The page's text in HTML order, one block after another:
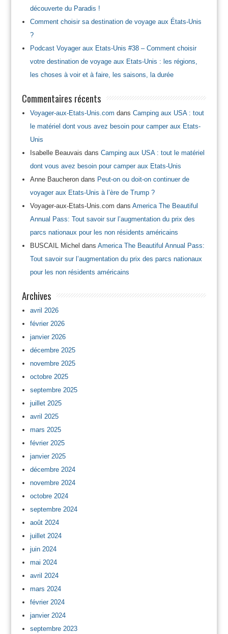
découverte du Paradis !
Comment choisir sa destination de voyage aux États-Unis
?
Podcast Voyager aux Etats-Unis #38 – Comment choisir
votre destination de voyage aux Etats-Unis : les régions,
les choses à voir et à faire, les saisons, la durée
Commentaires récents
Voyager-aux-Etats-Unis.com dans Camping aux USA : tout
le matériel dont vous avez besoin pour camper aux Etats-
Unis
Isabelle Beauvais dans Camping aux USA : tout le matériel
dont vous avez besoin pour camper aux Etats-Unis
Anne Baucherondans Peut-on ou doit-on continuer de
voyager aux Etats-Unis à l’ère de Trump ?
Voyager-aux-Etats-Unis.com dans America The Beautiful
Annual Pass: Tout savoir sur l’augmentation du prix des
parcs nationaux pour les non résidents américains
BUSCAIL Michel dans America The Beautiful Annual Pass:
Tout savoir sur l’augmentation du prix des parcs nationaux
pour les non résidents américains
Archives
avril 2026
février 2026
janvier 2026
décembre 2025
novembre 2025
octobre 2025
septembre 2025
juillet 2025
avril 2025
mars 2025
février 2025
janvier 2025
décembre 2024
novembre 2024
octobre 2024
septembre 2024
août 2024
juillet 2024
juin 2024
mai 2024
avril 2024
mars 2024
février 2024
janvier 2024
septembre 2023